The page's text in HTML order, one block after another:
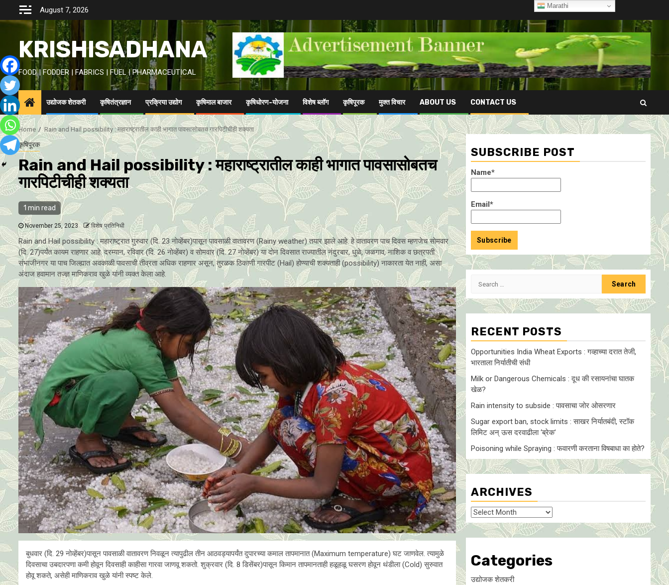
content
August 7, 2026
KRISHISADHANA
FOOD | FODDER | FABRICS | FUEL | PHARMACEUTICAL
उद्योजक शेतकरी कृषितंत्रज्ञान प्रक्रिया उद्योग कृषिमाल बाजार कृषिधोरण-योजना विशेष ब्लॉग कृषिपूरक मुक्त विचार ABOUT US CONTACT US
Home Rain and Hail possibility : महाराष्ट्रातील काही भागात पावसासाेबतच गारपिटीचीही शक्यता
कृषिपूरक
Rain and Hail possibility : महाराष्ट्रातील काही भागात पावसासाेबतच
गारपिटीचीही शक्यता
1 min read
November 25, 2023 विशेष प्रतिनिधी
Rain and Hail possibility : महाराष्ट्रात गुरुवार (दि. 23 नाेव्हेंबर)पासून पावसाळी वातावरण (Rainy weather) तयार झाले आहे. हे वातावरण पाच दिवस म्हणजेच साेमवार
(दि. 27)पर्यंत कायम राहणार आहे. दरम्यान, रविवार (दि. 26 नाेव्हेंबर) व साेमवार (दि. 27 नाेव्हेंबर) या दाेन दिवसात राज्यातील नंदुरबार, धुळे, जळगाव, नाशिक व छत्रपती
संभाजीनगर या पाच जिल्ह्यात अवकाळी पावसाची तीव्रता अधिक राहणार असून, तुरळक ठिकाणी गारपीट (Hail) होण्याची शक्यताही (possibility) नाकारता येत नाही, असा
अंदाज हवामान तज्ज्ञ माणिकराव खुळे यांनी व्यक्त केला आहे.
बुधवार (दि. 29 नोव्हेंबर)पासून पावसाळी वातावरण निवळून त्यापुढील तीन आठवड्यापर्यंत दुपारच्या कमाल तापमानात (Maximum temperature) घट जाणवेल. त्यामुळे
दिवसाचा उबदारपणा कमी होवून दिवसाही काहीसा गारवा जाणवू शकतो. शुक्रवार (दि. 8 डिसेंबर)पासून किमान तापमानताही हळूहळू घसरण होवून थंडीला (Cold) सुरुवात
होवू शकते, असेही माणिकराव खुळे यांनी स्पष्ट केले.
SUBSCRIBE POST
Name*
Email*
Search
RECENT POSTS
Opportunities India Wheat Exports : गव्हाच्या दरात तेजी,
भारताला निर्यातीची संधी
Milk or Dangerous Chemicals : दूध की रसायनांचा घातक
खेळ?
Rain intensity to subside : पावसाचा जोर ओसरणार
Sugar export ban, stock limits : साखर निर्यातबंदी, स्टॉक
लिमिट अन् ऊस दरवाढीला ‘ब्रेक’
Poisoning while Spraying : फवारणी करताना विषबाधा का हाेते?
ARCHIVES
Archives
Categories
उद्योजक शेतकरी
Marathi